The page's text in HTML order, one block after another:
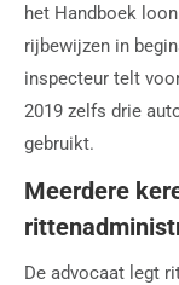
het Handboek
rijbewijzen in
inspecteur telt
2019 zelfs drie
gebruikt.
Meerdere
De advocaat legt